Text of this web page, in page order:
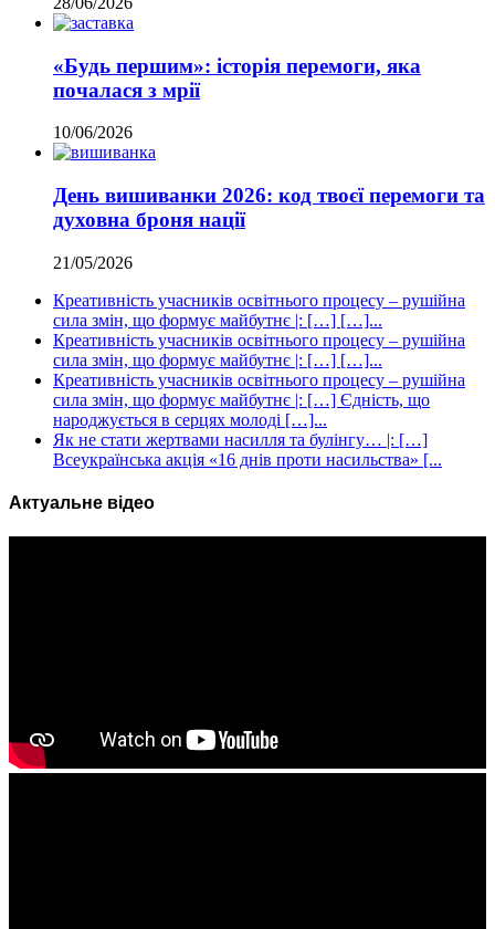
«Будь першим»: історія перемоги, яка
почалася з мрії
10/06/2026
День вишиванки 2026: код твоєї перемоги та
духовна броня нації
21/05/2026
Креативність учасників освітнього процесу – рушійна
сила змін, що формує майбутнє |: […] […]...
Креативність учасників освітнього процесу – рушійна
сила змін, що формує майбутнє |: […] […]...
Креативність учасників освітнього процесу – рушійна
сила змін, що формує майбутнє |: […] Єдність, що
народжується в серцях молоді […]...
Як не стати жертвами насилля та булінгу… |: […]
Всеукраїнська акція «16 днів проти насильства» [...
Актуальне відео